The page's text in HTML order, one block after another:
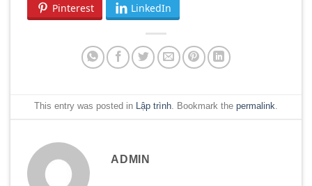
Pinterest LinkedIn
This entry was posted in Lập trình. Bookmark the permalink.
ADMIN